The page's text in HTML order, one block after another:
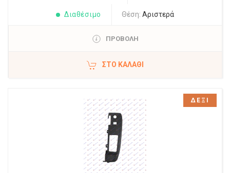
Διαθέσιμο Θέση: Αριστερά
ΠΡΟΒΟΛΗ
ΣΤΟ ΚΑΛΆΘΙ
ΔΕΞΙ